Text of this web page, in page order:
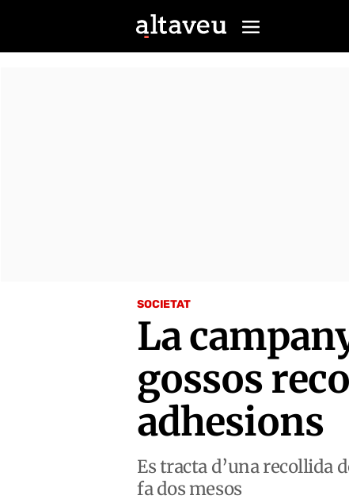
SOCIETAT
La
gossos
adhesions
Es tracta d’una recollida
fa dos mesos